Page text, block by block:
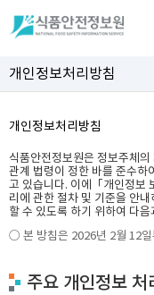
개인정보처리방침
개인정보처리방침
식품안전정보원은 정보주체
관계 법령이 정한 바를 준수하
고 있습니다. 이에「개인정보
리에 관한 절차 및 기준을 안
할 수 있도록 하기 위하여 다
○ 본 방침은 2026년 2월 12일
주요 개인정보